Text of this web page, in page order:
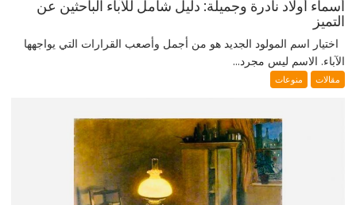
أسماء أولاد نادرة وجميلة: دليل شامل للآباء الباحثين عن
التميز
اختيار اسم المولود الجديد هو من أجمل وأصعب القرارات التي يواجهها
الآباء. الاسم ليس مجرد...
مقالات منوعات